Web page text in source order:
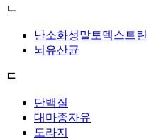
ㄴ
난소화성말토덱스트린
뇌유산균
ㄷ
단백질
대마종자유
도라지